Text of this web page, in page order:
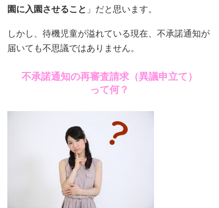
園に入園させること 」だと思います。
しかし、待機児童が溢れている現在、不承諾通知が
届いても不思議ではありません。
不承諾通知の再審査請求（異議申立て）
って何？